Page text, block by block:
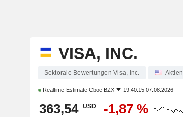
VISA, INC.
Sektorale Bewertungen Visa, Inc. Aktien
Realtime-Estimate Cboe BZX 19:40:15 07.08.2026
363,54 USD -1,87 %